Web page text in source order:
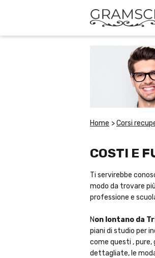
Home >Corsi
COSTI E
Ti servirebbe
modo da trovare
professione e
Non lontano da
piani di studio per
come questi ,
dettagliate, le